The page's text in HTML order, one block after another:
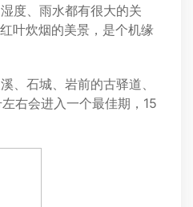
度、雨水都有很大的关
叶炊烟的美景，是个机缘
石城、岩前的古驿道、
右会进入一个最佳期，15